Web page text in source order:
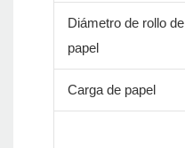
Diámetro de rollo de
papel
Carga de papel